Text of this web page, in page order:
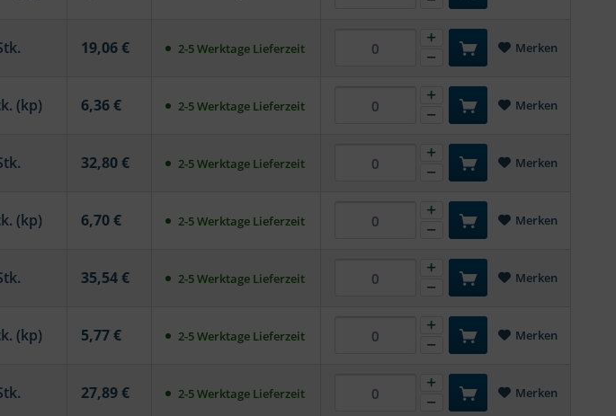
19,06 € 2-5 Werktage Lieferzeit Merken
(kp) 6,36 € 2-5 Werktage Lieferzeit Merken
32,80 € 2-5 Werktage Lieferzeit Merken
(kp) 6,70 € 2-5 Werktage Lieferzeit Merken
35,54 € 2-5 Werktage Lieferzeit Merken
(kp) 5,77 € 2-5 Werktage Lieferzeit Merken
27,89 € 2-5 Werktage Lieferzeit Merken